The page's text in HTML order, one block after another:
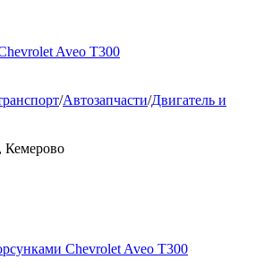
Aveo T300
/Автозапчасти/Двигатель и
Кемерово
Chevrolet Aveo T300